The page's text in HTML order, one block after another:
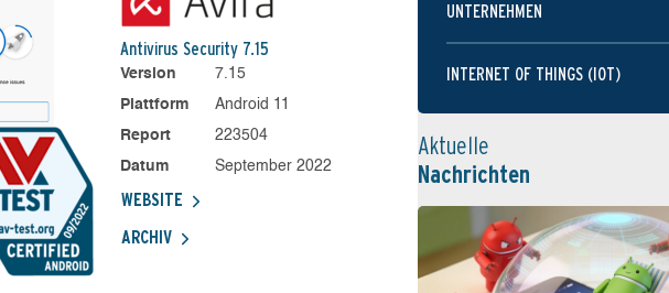
Antivirus Security 7.15
Version
7.15
Plattform
Android 11
Report
223504
Datum
September 2022
WEBSITE
ARCHIV
UNTERNEHMEN
INTERNET OF THINGS (IOT)
Aktuelle
Nachrichten